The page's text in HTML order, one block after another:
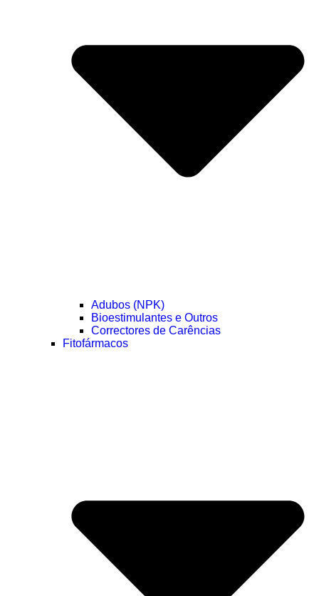
Adubos (NPK)
Bioestimulantes e Outros
Correctores de Carências
Fitofármacos